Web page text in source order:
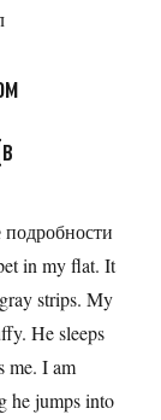
in my flat. It
strips. My
He sleeps
me. I am
he jumps into